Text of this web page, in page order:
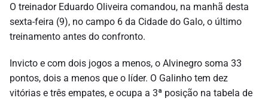
O treinador Eduardo Oliveira comandou, na manhã desta
sexta-feira (9), no campo 6 da Cidade do Galo, o último
treinamento antes do confronto.
Invicto e com dois jogos a menos, o Alvinegro soma 33
pontos, dois a menos que o líder. O Galinho tem dez
vitórias e três empates, e ocupa a 3ª posição na tabela de